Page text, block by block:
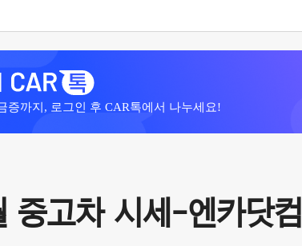
증까지, 로그인 후 CAR톡에서 나누세요!
중고차 시세-엔카닷컴